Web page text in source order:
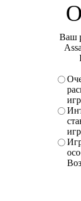
Ваш